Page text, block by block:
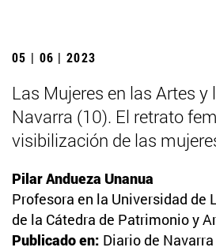
05 | 06 | 2023
Las Mujeres en las Artes y
Navarra (10). El retrato
visibilización de las
Pilar Andueza Unanua
Profesora en la Universidad de
de la Cátedra de Patrimonio y
Publicado en: Diario de Navarra